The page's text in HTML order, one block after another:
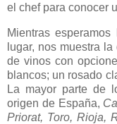
el chef para conocer
Mientras esperamos
lugar, nos muestra
de vinos con
blancos; un rosado
La mayor parte de
origen de España,
Priorat, Toro, Rioja,